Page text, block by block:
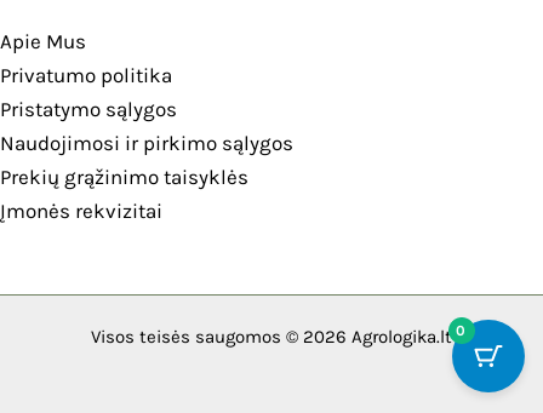
Apie Mus
Privatumo politika
Pristatymo sąlygos
Naudojimosi ir pirkimo sąlygos
Prekių grąžinimo taisyklės
Įmonės rekvizitai
Visos teisės saugomos © 2026 Agrologika.lt 0